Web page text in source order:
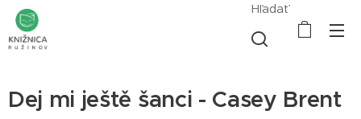
Hľadať
Dej mi ještě šanci - Casey Brent